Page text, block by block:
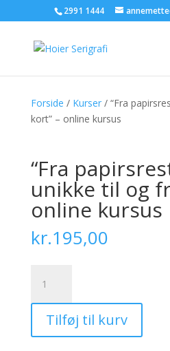
2991 1444
Forside / Kurser/ “Fra
kort” – online kursus
“Fra
unikke til og
online kursus
kr.195,00
papirsrester
til
unikke
til
Tilføj til kurv